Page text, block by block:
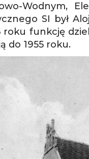
Wodnym,
SI był
roku funkcję
do 1955 roku.